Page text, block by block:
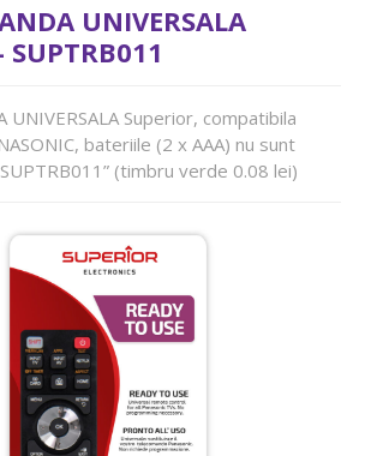
UNIVERSALA
UNIVERSALA Superior, compatibila
bateriile (2 x AAA) nu sunt
(timbru verde 0.08 lei)